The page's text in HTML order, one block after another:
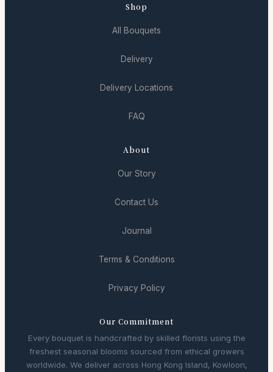
Shop
All Bouquets
Delivery
Delivery Locations
FAQ
About
Our Story
Contact Us
Journal
Terms & Conditions
Privacy Policy
Our Commitment
Every bouquet is handcrafted by skilled florists using the
freshest seasonal blooms sourced from ethical growers
worldwide. We deliver across Hong Kong Island, Kowloon,